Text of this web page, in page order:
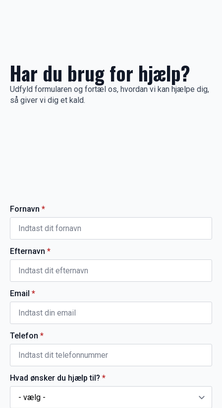
Har du brug for hjælp?
Udfyld formularen og fortæl os, hvordan vi kan hjælpe dig,
så giver vi dig et kald.
Fornavn *
Efternavn *
Email *
Telefon *
Hvad ønsker du hjælp til? *